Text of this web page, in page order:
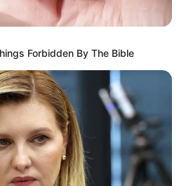
Forbidden By The Bible